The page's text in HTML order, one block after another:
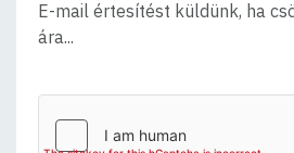
E-mail értesítést küldünk, ha
ára...